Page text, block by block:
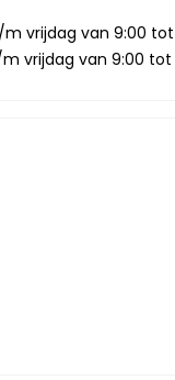
vrijdag van 9:00 tot
vrijdag van 9:00 tot